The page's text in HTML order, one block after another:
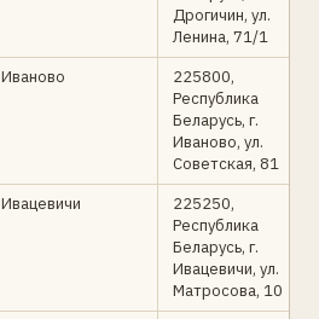
Дрогичин, ул.
Ленина, 71/1
Иваново
225800,
Республика
Беларусь, г.
Иваново, ул.
Советская, 81
Ивацевичи
225250,
Республика
Беларусь, г.
Ивацевичи, ул.
Матросова, 10